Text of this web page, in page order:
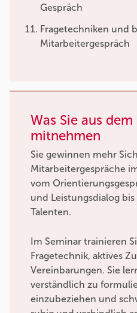
Gespräch
Fragetechniken und
Mitarbeitergespräch
Was Sie aus
mitnehmen
Sie gewinnen mehr
Mitarbeitergespräche
vom
und Leistungsdialog
Talenten.
Im Seminar trainieren
Fragetechnik, aktives
Vereinbarungen. Sie
verständlich zu
einzubeziehen und